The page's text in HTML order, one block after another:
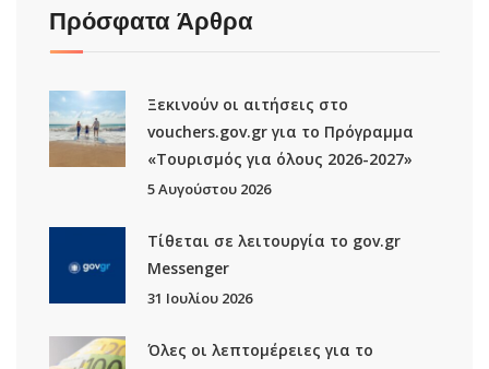
Πρόσφατα Άρθρα
Ξεκινούν οι αιτήσεις στο
vouchers.gov.gr για το Πρόγραμμα
«Τουρισμός για όλους 2026-2027»
5 Αυγούστου 2026
Τίθεται σε λειτουργία το gov.gr
Μessenger
31 Ιουλίου 2026
Όλες οι λεπτομέρειες για το